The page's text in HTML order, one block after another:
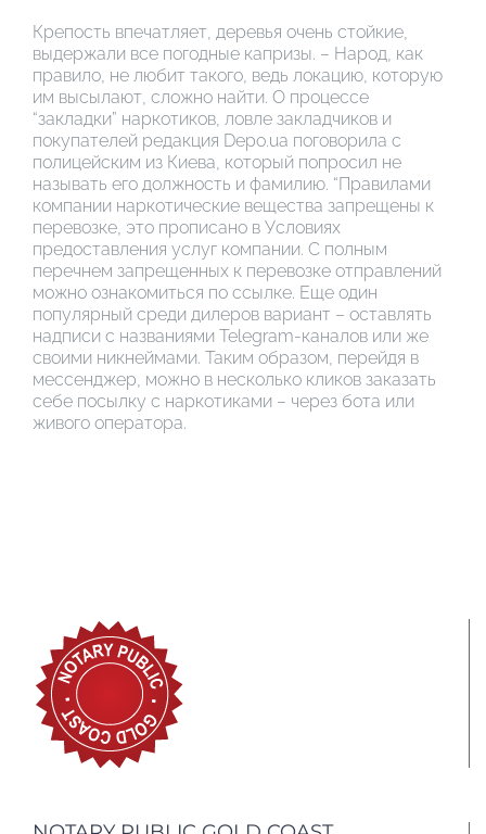
Крепость впечатляет, деревья очень стойкие,
выдержали все погодные капризы. – Народ, как
правило, не любит такого, ведь локацию, которую
им высылают, сложно найти. О процессе
“закладки” наркотиков, ловле закладчиков и
покупателей редакция Depo.ua поговорила с
полицейским из Киева, который попросил не
называть его должность и фамилию. “Правилами
компании наркотические вещества запрещены к
перевозке, это прописано в Условиях
предоставления услуг компании. С полным
перечнем запрещенных к перевозке отправлений
можно ознакомиться по ссылке. Еще один
популярный среди дилеров вариант – оставлять
надписи с названиями Telegram-каналов или же
своими никнеймами. Таким образом, перейдя в
мессенджер, можно в несколько кликов заказать
себе посылку с наркотиками – через бота или
живого оператора.